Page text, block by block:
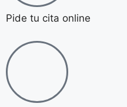
Pide tu cita online